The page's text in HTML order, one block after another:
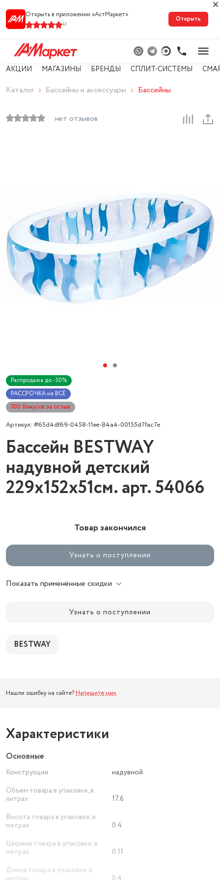
Открыть в приложении «АстМарке‪т‬»
41
Открыть
АКЦИИ МАГАЗИНЫ БРЕНДЫ СПЛИТ-СИСТЕМЫ
Каталог Бассейны и аксессуары Бассейны
нет отзывов
Распродажа до -50%
РАССРОЧКА на ВСЁ
300 бонусов за отзыв
Артикул: #65d4df69-0458-11ee-84a4-00155d7fac7e
Бассейн BESTWAY
надувной детский
229х152х51см. арт. 54066
Товар закончился
Узнать о поступлении
Показать применённые скидки
Узнать о поступлении
BESTWAY
Нашли ошибку на сайте? Напишите нам.
Характеристики
Основные
Конструкция
надувной
Объем товара в упаковке, в
литрах
17.6
Высота товара в упаковке, в
метрах
0.4
Ширина товара в упаковке, в
метрах
0.11
Длина товара в упаковке, в